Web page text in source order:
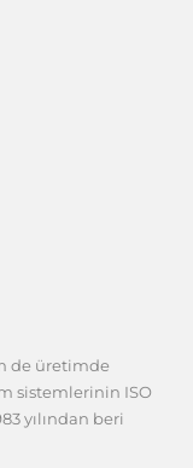
de üretimde
sistemlerinin ISO
yılından beri